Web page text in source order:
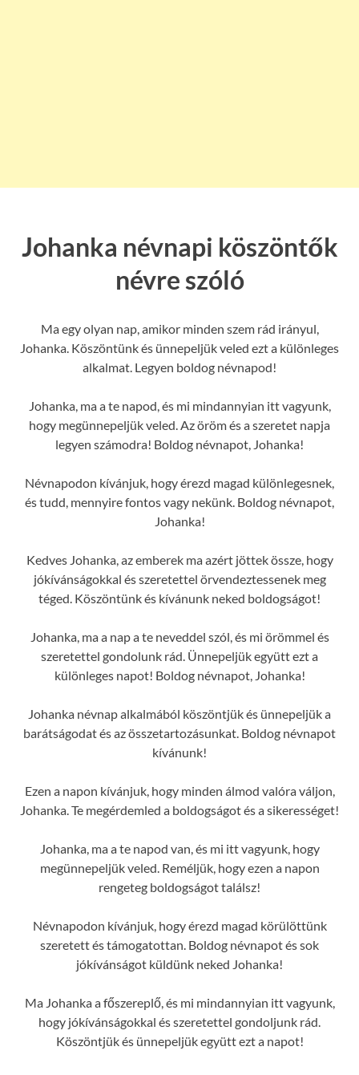
Johanka névnapi köszöntők
névre szóló
Ma egy olyan nap, amikor minden szem rád irányul,
Johanka. Köszöntünk és ünnepeljük veled ezt a különleges
alkalmat. Legyen boldog névnapod!
Johanka, ma a te napod, és mi mindannyian itt vagyunk,
hogy megünnepeljük veled. Az öröm és a szeretet napja
legyen számodra! Boldog névnapot, Johanka!
Névnapodon kívánjuk, hogy érezd magad különlegesnek,
és tudd, mennyire fontos vagy nekünk. Boldog névnapot,
Johanka!
Kedves Johanka, az emberek ma azért jöttek össze, hogy
jókívánságokkal és szeretettel örvendeztessenek meg
téged. Köszöntünk és kívánunk neked boldogságot!
Johanka, ma a nap a te neveddel szól, és mi örömmel és
szeretettel gondolunk rád. Ünnepeljük együtt ezt a
különleges napot! Boldog névnapot, Johanka!
Johanka névnap alkalmából köszöntjük és ünnepeljük a
barátságodat és az összetartozásunkat. Boldog névnapot
kívánunk!
Ezen a napon kívánjuk, hogy minden álmod valóra váljon,
Johanka. Te megérdemled a boldogságot és a sikerességet!
Johanka, ma a te napod van, és mi itt vagyunk, hogy
megünnepeljük veled. Reméljük, hogy ezen a napon
rengeteg boldogságot találsz!
Névnapodon kívánjuk, hogy érezd magad körülöttünk
szeretett és támogatottan. Boldog névnapot és sok
jókívánságot küldünk neked Johanka!
Ma Johanka a főszereplő, és mi mindannyian itt vagyunk,
hogy jókívánságokkal és szeretettel gondoljunk rád.
Köszöntjük és ünnepeljük együtt ezt a napot!